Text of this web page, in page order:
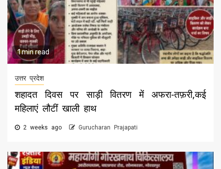
1 min read
उत्तर प्रदेश
शहादत दिवस पर साड़ी वितरण में अफरा-तफ़री,कई
महिलाएं लौटीं खाली हाथ
2 weeks ago Gurucharan Prajapati